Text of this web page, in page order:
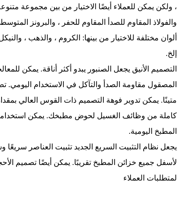
، ولكن يمكن للعملاء أيضًا الاختيار من بين مجموعة
والفولاذ المقاوم للصدأ المقاوم للحفر ، والبرونز
ألوان مختلفة للاختيار من بينها: الكروم ، والذهب ،
إلخ.
التصميم الأنيق يجعل الصنبور يبدو أكثر أناقة. يمكن
المصقول مقاومة الصدأ والتآكل في الاستخدام اليومي.
كاملة من وظائف الغسيل لحوض مطبخك. يمكن
المطبخ اليومية.
لأسفل جميع خزائن المطبخ تقريبًا. يمكن أيضًا تصميم
لمتطلبات العملاء